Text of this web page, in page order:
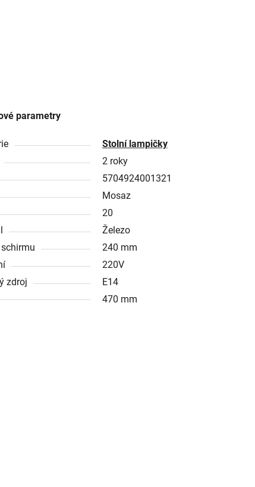
parametry
Stolní lampičky
2 roky
5704924001321
Mosaz
20
Železo
240 mm
220V
zdroj
E14
470 mm